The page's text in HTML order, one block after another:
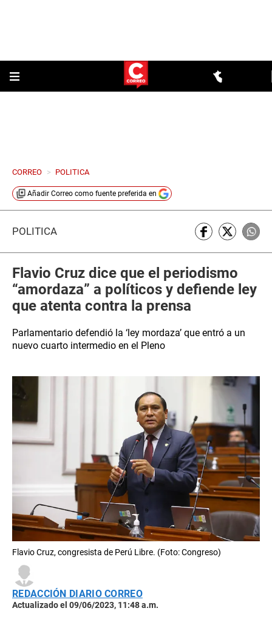
CORREO > POLITICA
Añadir Correo como fuente preferida en
POLÍTICA
Flavio Cruz dice que el periodismo
“amordaza” a políticos y defiende ley
que atenta contra la prensa
Parlamentario defendió la ‘ley mordaza’ que entró a un
nuevo cuarto intermedio en el Pleno
Flavio Cruz, congresista de Perú Libre. (Foto: Congreso)
REDACCIÓN DIARIO CORREO
Actualizado el 09/06/2023, 11:48 a.m.